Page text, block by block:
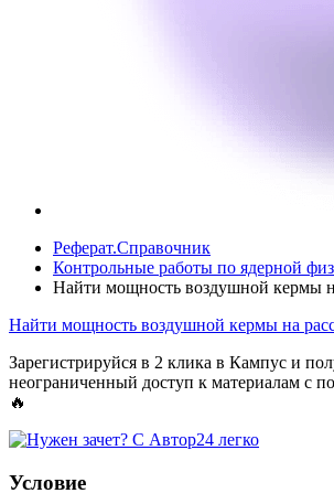
Реферат.Справочник
Контрольные работы по ядерной
Найти мощность воздушной кермы
Найти мощность воздушной кермы на
Зарегистрируйся в 2 клика в Кампус и
неограниченный доступ к материалам с
🔥
Условие